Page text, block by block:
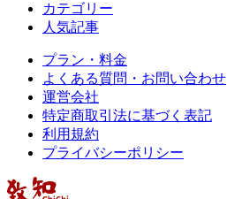
カテゴリー
人気記事
プラン・料金
よくある質問・お問い合わせ
運営会社
特定商取引法に基づく表記
利用規約
プライバシーポリシー